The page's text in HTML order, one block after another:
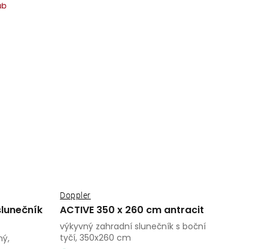
ACTIVE 350 x 260 cm antracit
Doppler
výkyvný zahradní slunečník s boční
tyčí, 350x260 cm